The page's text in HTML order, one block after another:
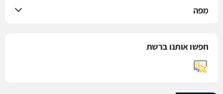
מפה
חפשו אותנו ברשת